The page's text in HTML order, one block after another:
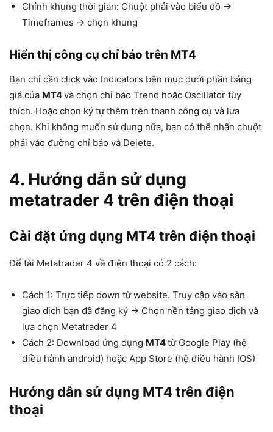
Chỉnh khung thời gian: Chuột phải vào biểu đồ →
Timeframes → chọn khung
Hiển thị công cụ chỉ báo trên MT4
Bạn chỉ cần click vào Indicators bên mục dưới phần bảng
giá của MT4và chọn chỉ báo Trend hoặc Oscillator tùy
thích. Hoặc chọn ký tự thêm trên thanh công cụ và lựa
chọn. Khi không muốn sử dụng nữa, bạn có thể nhấn chuột
phải vào đường chỉ báo và Delete.
4. Hướng dẫn sử dụng
metatrader 4 trên điện thoại
Cài đặt ứng dụng MT4 trên điện thoại
Để tài Metatrader 4 về điện thoại có 2 cách:
Cách 1: Trực tiếp down từ website. Truy cập vào sàn
giao dịch bạn đã đăng ký → Chọn nền tảng giao dịch và
lựa chọn Metatrader 4
Cách 2: Download ứng dụng MT4từ Google Play (hệ
điều hành android) hoặc App Store (hệ điều hành IOS)
Hướng dẫn sử dụng MT4 trên điện
thoại